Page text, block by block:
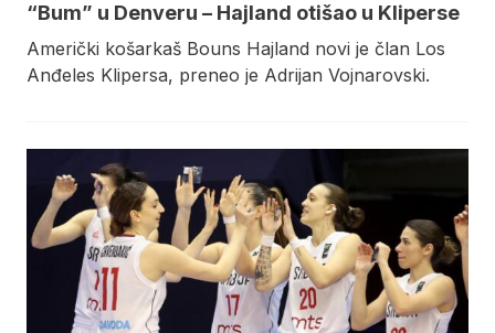
“Bum” u Denveru – Hajland otišao u Kliperse
Američki košarkaš Bouns Hajland novi je član Los
Anđeles Klipersa, preneo je Adrijan Vojnarovski.